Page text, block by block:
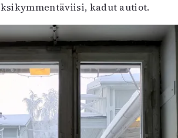
Info
ja irtonumerot
Yhteistyössä
Toimitus
Mediatiedot
Kaltio ry
kadut autiot.